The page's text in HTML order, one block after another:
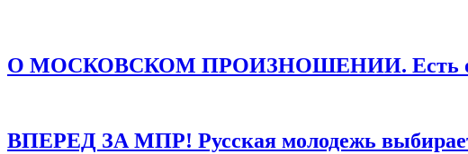
Сохранить моё имя, email и адрес сайта в этом браузере для
О МОСКОВСКОМ ПРОИЗНОШЕНИИ. Есть один
ВПЕРЕД ЗА МПР! Русская молодежь